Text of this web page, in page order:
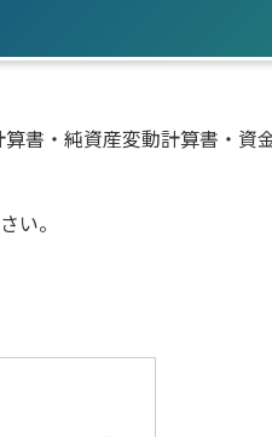
書・純資産変動計算書・資
い。